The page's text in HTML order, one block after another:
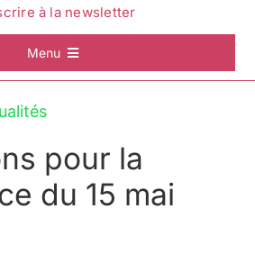
à la newsletter
Menu
Gestion Mentale
L’IIGM
pour la
du 15 mai